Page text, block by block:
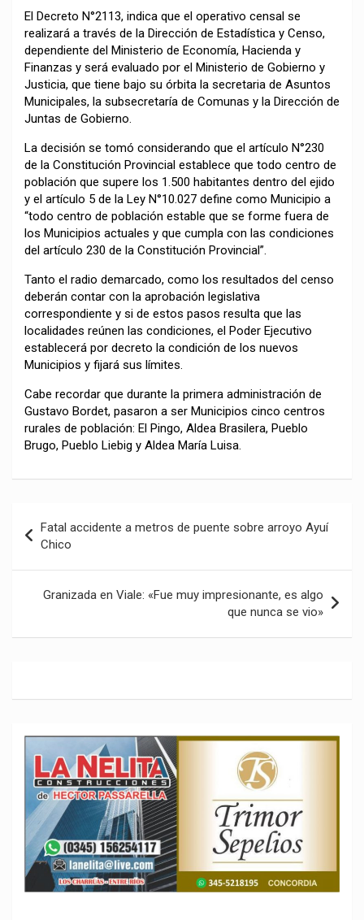
El Decreto N°2113, indica que el operativo censal se
realizará a través de la Dirección de Estadística y Censo,
dependiente del Ministerio de Economía, Hacienda y
Finanzas y será evaluado por el Ministerio de Gobierno y
Justicia, que tiene bajo su órbita la secretaria de Asuntos
Municipales, la subsecretaría de Comunas y la Dirección de
Juntas de Gobierno.
La decisión se tomó considerando que el artículo N°230
de la Constitución Provincial establece que todo centro de
población que supere los 1.500 habitantes dentro del ejido
y el artículo 5 de la Ley N°10.027 define como Municipio a
“todo centro de población estable que se forme fuera de
los Municipios actuales y que cumpla con las condiciones
del artículo 230 de la Constitución Provincial”.
Tanto el radio demarcado, como los resultados del censo
deberán contar con la aprobación legislativa
correspondiente y si de estos pasos resulta que las
localidades reúnen las condiciones, el Poder Ejecutivo
establecerá por decreto la condición de los nuevos
Municipios y fijará sus límites.
Cabe recordar que durante la primera administración de
Gustavo Bordet, pasaron a ser Municipios cinco centros
rurales de población: El Pingo, Aldea Brasilera, Pueblo
Brugo, Pueblo Liebig y Aldea María Luisa.
de
entradas
Fatal accidente a metros de puente sobre arroyo Ayuí
Chico
Granizada en Viale: «Fue muy impresionante, es algo
que nunca se vio»